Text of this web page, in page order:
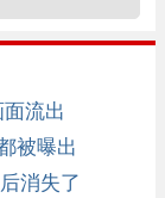
流出
被曝出
消失了